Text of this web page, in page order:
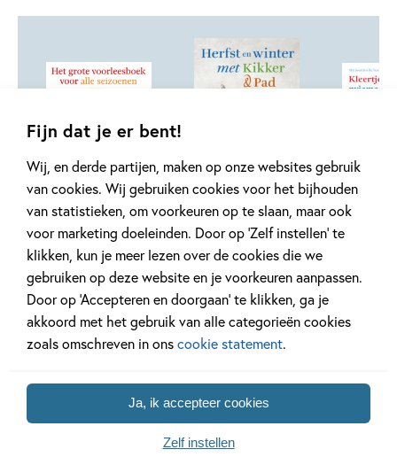
Fijn dat je er bent!
Wij, en derde partijen, maken op onze websites gebruik
van cookies. Wij gebruiken cookies voor het bijhouden
van statistieken, om voorkeuren op te slaan, maar ook
voor marketing doeleinden. Door op ‘Zelf instellen’ te
klikken, kun je meer lezen over de cookies die we
gebruiken op deze website en je voorkeuren aanpassen.
Door op ‘Accepteren en doorgaan’ te klikken, ga je
akkoord met het gebruik van alle categorieën cookies
zoals omschreven in onscookie statement.
Ja, ik accepteer cookies
Zelf instellen
Voorleesbundels
– Het grote
voorleesboek
voor alle
seizoenen
22,99
Voorleesbundels
– Herfst en
winter met
Kikker & Pad
Arnold Lobel
16,99
Hardcover
Nannie
22,99
Hardcover
Meer over deze serie